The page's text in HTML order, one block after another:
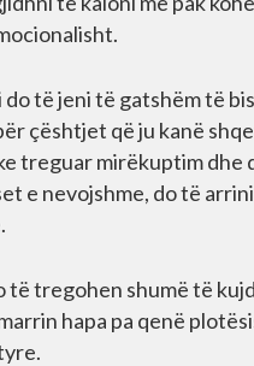
do të jeni të gatshëm të
çështjet që ju kanë
treguar mirëkuptim dhe
e nevojshme, do të
të tregohen shumë të
hapa pa qenë